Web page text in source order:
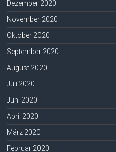
Dezember 2020
November 2020
Oktober 2020
September 2020
August 2020
Juli 2020
Juni 2020
April 2020
März 2020
Februar 2020